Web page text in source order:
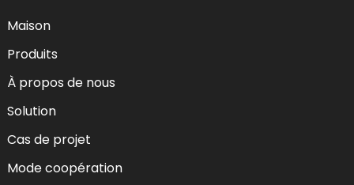
Maison
Produits
À propos de nous
Solution
Cas de projet
Mode coopération